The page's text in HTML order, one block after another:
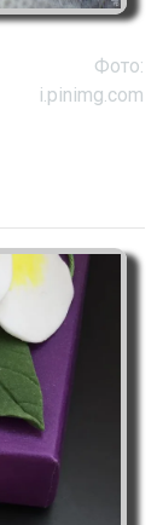
Фото:
i.pinimg.com